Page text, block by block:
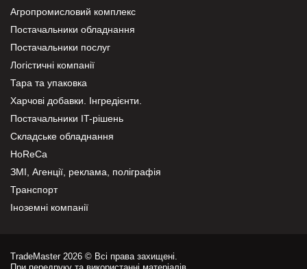
Агропромисловий комплекс
Постачальники обладнання
Постачальники послуг
Логістичні компанії
Тара та упаковка
Харчові добавки. Інгредієнти.
Постачальники IT-рішень
Складське обладнання
HoReCa
ЗМІ, Агенції, реклама, поліграфія
Транспорт
Іноземні компанії
TradeMaster 2026 © Всі права захищені.